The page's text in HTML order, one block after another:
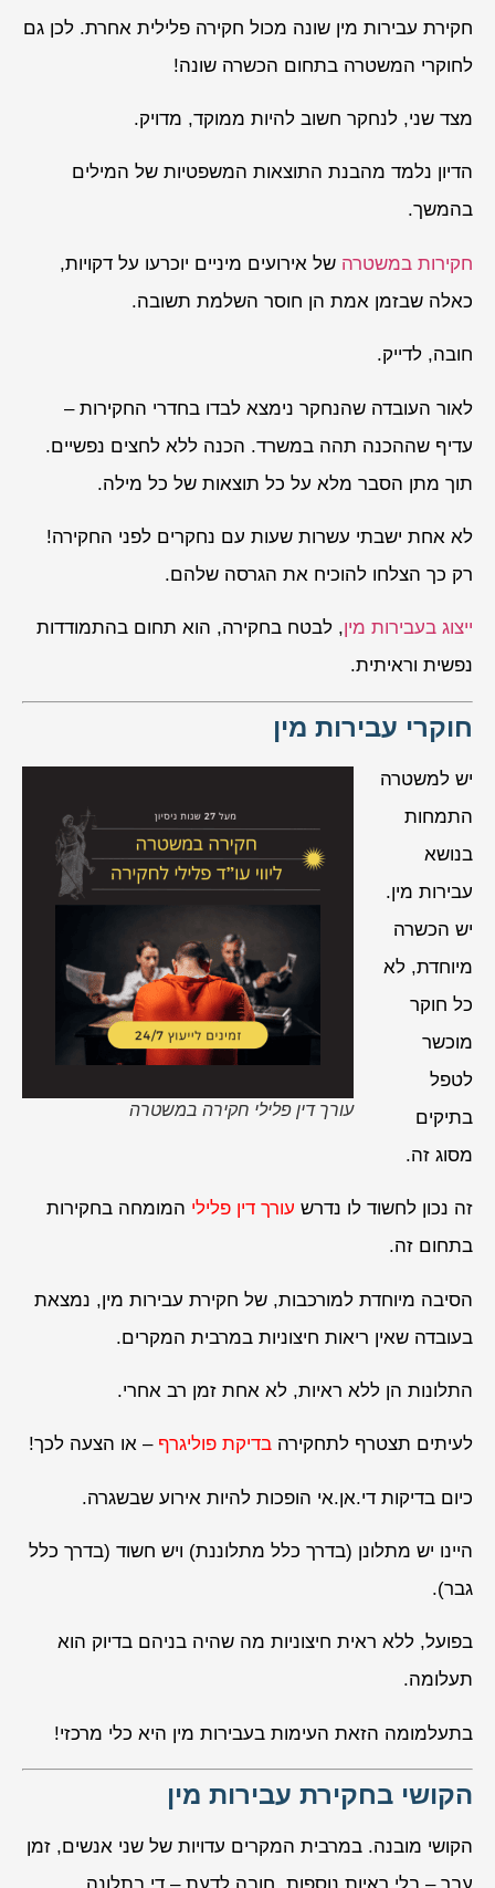
חקירת עבירות מין שונה מכול חקירה פלילית אחרת. לכן גם
לחוקרי המשטרה בתחום הכשרה שונה!
מצד שני, לנחקר חשוב להיות ממוקד, מדויק.
הדיון נלמד מהבנת התוצאות המשפטיות של המילים
בהמשך.
חקירות במשטרה של אירועים מיניים יוכרעו על דקויות,
כאלה שבזמן אמת הן חוסר השלמת תשובה.
חובה, לדייק.
לאור העובדה שהנחקר נימצא לבדו בחדרי החקירות –
עדיף שההכנה תהה במשרד. הכנה ללא לחצים נפשיים.
תוך מתן הסבר מלא על כל תוצאות של כל מילה.
לא אחת ישבתי עשרות שעות עם נחקרים לפני החקירה!
רק כך הצלחו להוכיח את הגרסה שלהם.
ייצוג בעבירות מין, לבטח בחקירה, הוא תחום בהתמודדות
נפשית וראיתית.
חוקרי עבירות מין
עורך דין פלילי חקירה במשטרה
יש למשטרה
התמחות
בנושא
עבירות מין.
יש הכשרה
מיוחדת, לא
כל חוקר
מוכשר
לטפל
בתיקים
מסוג זה.
זה נכון לחשוד לו נדרש עורך דין פלילי המומחה בחקירות
בתחום זה.
הסיבה מיוחדת למורכבות, של חקירת עבירות מין, נמצאת
בעובדה שאין ריאות חיצוניות במרבית המקרים.
התלונות הן ללא ראיות, לא אחת זמן רב אחרי.
לעיתים תצטרף לתחקירה בדיקת פוליגרף – או הצעה לכך!
כיום בדיקות די.אן.אי הופכות להיות אירוע שבשגרה.
היינו יש מתלונן (בדרך כלל מתלוננת) ויש חשוד (בדרך כלל
גבר).
בפועל, ללא ראית חיצוניות מה שהיה בניהם בדיוק הוא
תעלומה.
בתעלמומה הזאת העימות בעבירות מין היא כלי מרכזי!
הקושי בחקירת עבירות מין
הקושי מובנה. במרבית המקרים עדויות של שני אנשים, זמן